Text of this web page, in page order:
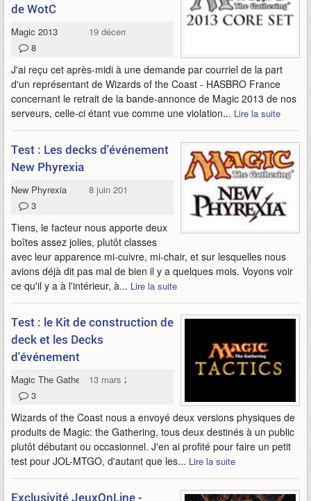
de WotC
Magic 2013
19 décembre 2011
8
J'ai reçu cet après-midi à une demande par courriel de la part
d'un représentant de Wizards of the Coast - HASBRO France
concernant le retrait de la bande-annonce de Magic 2013 de nos
serveurs, celle-ci étant vue comme une violation... Lire la suite
Test : Les decks d'événement
New Phyrexia
New Phyrexia
8 juin 2011
3
Tiens, le facteur nous apporte deux
boîtes assez jolies, plutôt classes
avec leur apparence mi-cuivre, mi-chair, et sur lesquelles nous
avions déjà dit pas mal de bien il y a quelques mois. Voyons voir
ce qu'il y a à l'intérieur, à... Lire la suite
Test : le Kit de construction de
deck et les Decks
d'événement
Magic The Gathering Tactics
13 mars 2011
3
Wizards of the Coast nous a envoyé deux versions physiques de
produits de Magic: the Gathering, tous deux destinés à un public
plutôt débutant ou occasionnel. J'en ai profité pour faire un petit
test pour JOL-MTGO, d'autant que les... Lire la suite
Exclusivité JeuxOnLine -